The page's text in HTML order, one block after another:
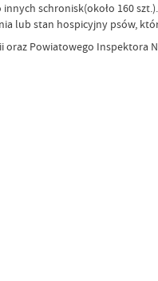
schronisk(około 160
lub stan hospicyjny psów,
Powiatowego Inspektora